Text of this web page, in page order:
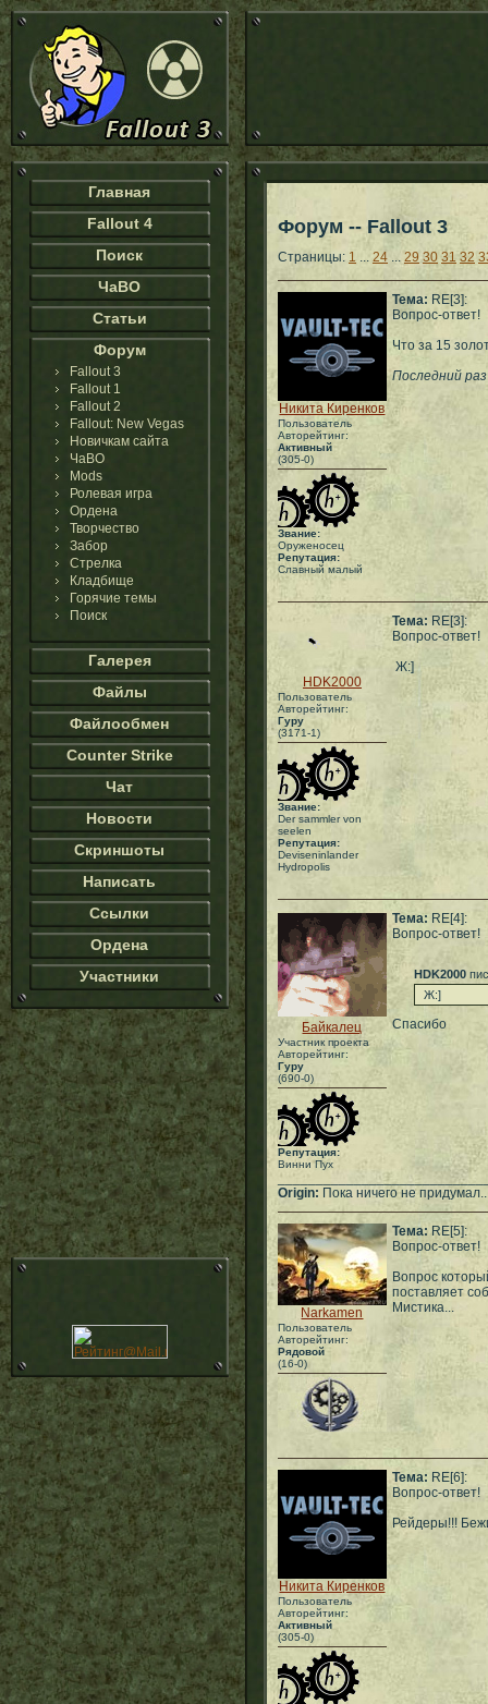
Главная
Fallout 4
Поиск
ЧаВО
Статьи
Форум
Fallout 3
Fallout 1
Fallout 2
Fallout: New Vegas
Новичкам сайта
ЧаВО
Mods
Ролевая игра
Ордена
Творчество
Забор
Стрелка
Кладбище
Горячие темы
Поиск
Галерея
Файлы
Файлообмен
Counter Strike
Чат
Новости
Скриншоты
Написать
Ссылки
Ордена
Участники
Форум -- Fallout 3
Страницы: 1 ... 24 ... 29 30 31 32
Никита Киренков
Пользователь
Авторейтинг:
Активный
(305-0)
Звание:
Оруженосец
Репутация:
Славный малый
Тема: RE[3]:
Вопрос-ответ!
Что за 15
Последний
HDK2000
Пользователь
Авторейтинг:
Гуру
(3171-1)
Звание:
Der sammler von
seelen
Репутация:
Deviseninlander
Hydropolis
Тема: RE[3]:
Вопрос-ответ!
Ж:]
Байкалец
Участник проекта
Авторейтинг:
Гуру
(690-0)
Репутация:
Винни Пух
Тема: RE[4]:
Вопрос-ответ!
HDK2000
Ж:]
Спасибо
Origin: Пока ничего не
Narkamen
Пользователь
Авторейтинг:
Рядовой
(16-0)
Тема: RE[5]:
Вопрос-ответ!
Вопрос
поставляет
Мистика...
Никита Киренков
Пользователь
Авторейтинг:
Активный
(305-0)
Тема: RE[6]:
Вопрос-ответ!
Рейдеры!!!